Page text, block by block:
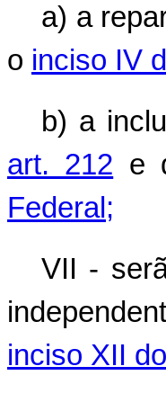
a) a
o inciso IV
b) a
art. 212 e
Federal;
VII -
inciso XII